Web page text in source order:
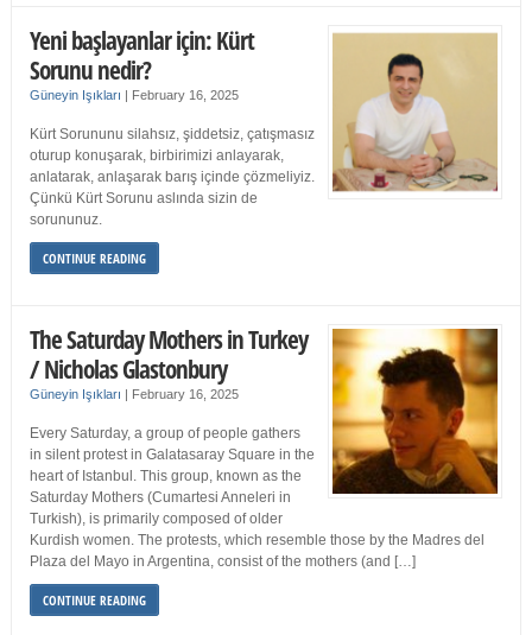
Yeni başlayanlar için: Kürt
Sorunu nedir?
Güneyin Işıkları | February 16, 2025
Kürt Sorununu silahsız, şiddetsiz, çatışmasız
oturup konuşarak, birbirimizi anlayarak,
anlatarak, anlaşarak barış içinde çözmeliyiz.
Çünkü Kürt Sorunu aslında sizin de
sorununuz.
CONTINUE READING
The Saturday Mothers in Turkey
/ Nicholas Glastonbury
Güneyin Işıkları | February 16, 2025
Every Saturday, a group of people gathers
in silent protest in Galatasaray Square in the
heart of Istanbul. This group, known as the
Saturday Mothers (Cumartesi Anneleri in
Turkish), is primarily composed of older
Kurdish women. The protests, which resemble those by the Madres del
Plaza del Mayo in Argentina, consist of the mothers (and […]
CONTINUE READING